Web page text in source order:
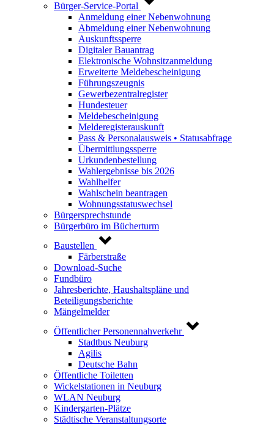
Bürger-Service-Portal
Anmeldung einer Nebenwohnung
Abmeldung einer Nebenwohnung
Auskunftssperre
Digitaler Bauantrag
Elektronische Wohnsitzanmeldung
Erweiterte Meldebescheinigung
Führungszeugnis
Gewerbezentralregister
Hundesteuer
Meldebescheinigung
Melderegisterauskunft
Pass & Personalausweis • Statusabfrage
Übermittlungssperre
Urkundenbestellung
Wahlergebnisse bis 2026
Wahlhelfer
Wahlschein beantragen
Wohnungsstatuswechsel
Bürgersprechstunde
Bürgerbüro im Bücherturm
Baustellen
Färberstraße
Download-Suche
Fundbüro
Jahresberichte, Haushaltspläne und
Beteiligungsberichte
Mängelmelder
Öffentlicher Personennahverkehr
Stadtbus Neuburg
Agilis
Deutsche Bahn
Öffentliche Toiletten
Wickelstationen in Neuburg
WLAN Neuburg
Kindergarten-Plätze
Städtische Veranstaltungsorte